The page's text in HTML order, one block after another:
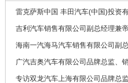
雷克萨斯中国 丰田汽车(中国)投资
吉利汽车销售有限公司副总经理兼
海南一汽海马汽车销售有限公司副
广汽吉奥汽车有限公司品牌总监、
专访双龙汽车上海有限公司品牌总